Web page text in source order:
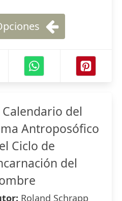
Calendario del
Antroposófico
Ciclo de
del
Roland Schrapp